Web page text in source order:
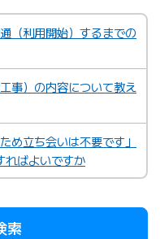
（利用開始）するまでの
事）の内容について教え
立ち会いは不要です」
ればよいですか
索